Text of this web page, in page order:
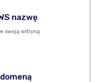
nazwę
swoją witryną